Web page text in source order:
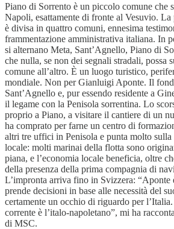
Piano di Sorrento è un piccolo comune che
Napoli, esattamente di fronte al Vesuvio. La
è divisa in quattro comuni, ennesima
frammentazione amministrativa italiana. In
si alternano Meta, Sant’Agnello, Piano di
che nulla, se non dei segnali stradali, possa
comune all’altro. È un luogo turistico,
mondiale. Non per Gianluigi Aponte. Il
Sant’Agnello e, pur essendo residente a
il legame con la Penisola sorrentina. Lo
proprio a Piano, a visitare il cantiere di un
ha comprato per farne un centro di
altri tre uffici in Penisola e punta molto
locale: molti marinai della flotta sono
piana, e l’economia locale beneficia, oltre
della presenza della prima compagnia di
L’impronta arriva fino in Svizzera: “Aponte
prende decisioni in base alle necessità del
certamente un occhio di riguardo per
corrente è l’italo-napoletano”, mi ha
di MSC.